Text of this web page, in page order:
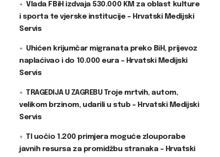
Vlada FBiH izdvaja 530.000 KM za oblast kulture
i sporta te vjerske institucije – Hrvatski Medijski
Servis
Uhićen krijumčar migranata preko BiH, prijevoz
naplaćivao i do 10.000 eura – Hrvatski Medijski
Servis
TRAGEDIJA U ZAGREBU Troje mrtvih, autom,
velikom brzinom, udarili u stub – Hrvatski Medijski
Servis
TI uočio 1.200 primjera moguće zlouporabe
javnih resursa za promidžbu stranaka – Hrvatski